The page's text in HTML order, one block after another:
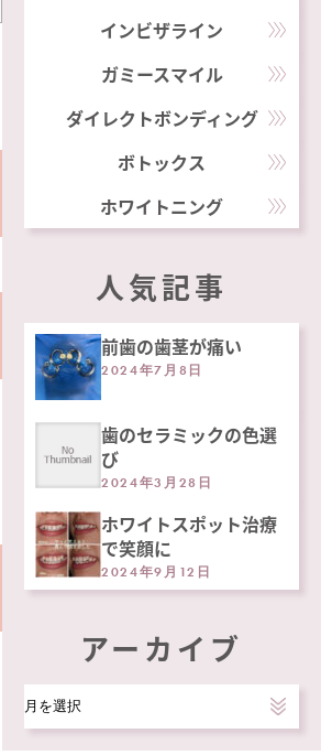
インビザライン
ガミースマイル
ダイレクトボンディング
ボトックス
ホワイトニング
人気記事
前歯の歯茎が痛い
2024年7月8日
歯のセラミックの色選
び
2024年3月28日
ホワイトスポット治療
で笑顔に
2024年9月12日
アーカイブ
ア
ー